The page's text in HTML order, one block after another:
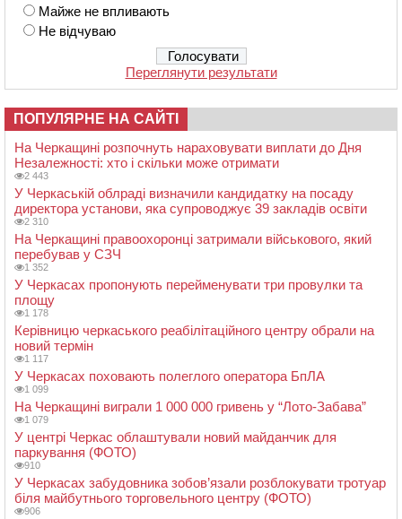
Майже не впливають
Не відчуваю
Переглянути результати
ПОПУЛЯРНЕ НА САЙТІ
На Черкащині розпочнуть нараховувати виплати до Дня
Незалежності: хто і скільки може отримати
2 443
У Черкаській облраді визначили кандидатку на посаду
директора установи, яка супроводжує 39 закладів освіти
2 310
На Черкащині правоохоронці затримали військового, який
перебував у СЗЧ
1 352
У Черкасах пропонують перейменувати три провулки та
площу
1 178
Керівницю черкаського реабілітаційного центру обрали на
новий термін
1 117
У Черкасах поховають полеглого оператора БпЛА
1 099
На Черкащині виграли 1 000 000 гривень у “Лото-Забава”
1 079
У центрі Черкас облаштували новий майданчик для
паркування (ФОТО)
910
У Черкасах забудовника зобов’язали розблокувати тротуар
біля майбутнього торговельного центру (ФОТО)
906